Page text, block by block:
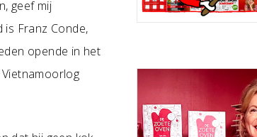
geef mij
is Franz Conde,
opende in het